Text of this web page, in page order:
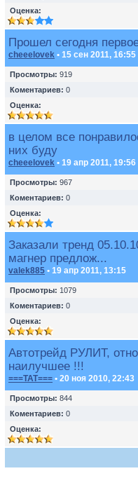
Оценка:
Прошел сегодня
cheeelovek • 15 сен 2011, 16:55
Просмотры: 919
Коментариев: 0
Оценка:
в целом все
них буду
cheeelovek • 19 апр 2011, 19:56
Просмотры: 967
Коментариев: 0
Оценка:
Заказали тренд
магнер предлож...
valek885 • 19 апр 2011, 13:15
Просмотры: 1079
Коментариев: 0
Оценка:
Автотрейд РУЛИТ,
наилучшее !!!
===TAT=== • 20 ноя 2010, 22:43
Просмотры: 844
Коментариев: 0
Оценка: